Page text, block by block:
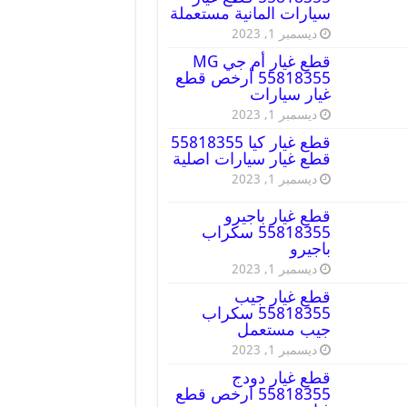
سيارات المانية مستعملة
ديسمبر 1, 2023
قطع غيار أم جي MG
55818355 أرخص قطع
غيار سيارات
ديسمبر 1, 2023
قطع غيار كيا 55818355
قطع غيار سيارات اصلية
ديسمبر 1, 2023
قطع غيار باجيرو
55818355 سكراب
باجيرو
ديسمبر 1, 2023
قطع غيار جيب
55818355 سكراب
جيب مستعمل
ديسمبر 1, 2023
قطع غيار دودج
55818355 ارخص قطع